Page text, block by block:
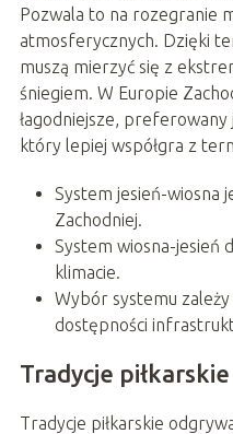
Pozwala to na rozegranie
atmosferycznych. Dzięki
muszą mierzyć się z
śniegiem. W Europie
łagodniejsze, preferowany
który lepiej współgra z
System jesień-wiosna
Zachodniej.
System wiosna-jesień
klimacie.
Wybór systemu
dostępności
Tradycje
Tradycje piłkarskie